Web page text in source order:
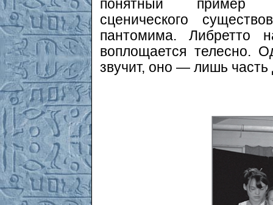
понятный пример
сценического
пантомима. Либретто
воплощается телесно.
звучит, оно — лишь часть